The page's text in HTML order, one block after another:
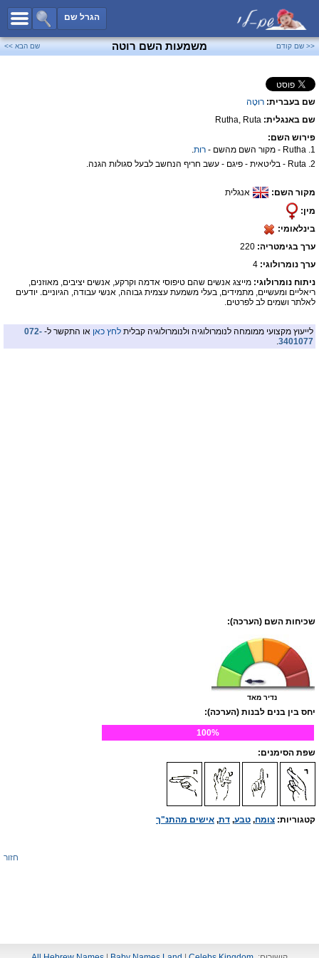
הגרל שם
כל השמות
שמות לבנים
פייסבוק
<< שם קודם משמעות השם רוטה שם הבא >>
שם בעברית: רוּטָה
שם באנגלית: Rutha, Ruta
פירוש השם:
1. Rutha - מקור השם מהשם -
רות.
2. Ruta - בליטאית - פיגם - עשב חריף הנחשב לבעל סגולות הגנה.
מקור השם:
אנגלית
מין:
בינלאומי:
ערך בגימטריה:
ערך נומרולוגי: 4
ניתוח נומרולוגי: מייצג אנשים שהם טיפוסי אדמה וקרקע, אנשים יציבים, מאוזנים,
ריאליים ומעשיים, מתמידים, בעלי משמעת עצמית גבוהה, אנשי עבודה, הגיוניים. יודעים
לאלתר ושמים לב לפרטים.
לייעוץ מקצועי ממומחה לנומרולוגיה ולנומרולוגיה קבלית לחץ כאן או התקשר ל- 072-
3401077
.
שכיחות השם (הערכה):
נדיר מאד
יחס בין בנים לבנות (הערכה):
100%
שפת הסימנים:
קטגוריות: צומח, טבע, דת, אישים מהתנ"ך
חזור